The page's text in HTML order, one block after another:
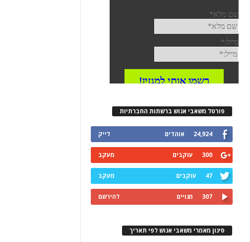
פורטל משאבי אנוש ברשתות החברתיות
24,924 אוהדים לייק
300 עוקבים מעקב
47 עוקבים מעקב
307 מנויים להירשם
סינון מאמרי משאבי אנוש לפי תאריך